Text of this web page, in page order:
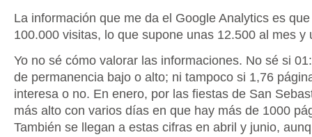
La información que me da el Google Analytics es
100.000 visitas, lo que supone unas 12.500 al mes y
Yo no sé cómo valorar las informaciones. No sé si
de permanencia bajo o alto; ni tampoco si 1,76
interesa o no. En enero, por las fiestas de San
más alto con varios días en que hay más de 1000
También se llegan a estas cifras en abril y junio,